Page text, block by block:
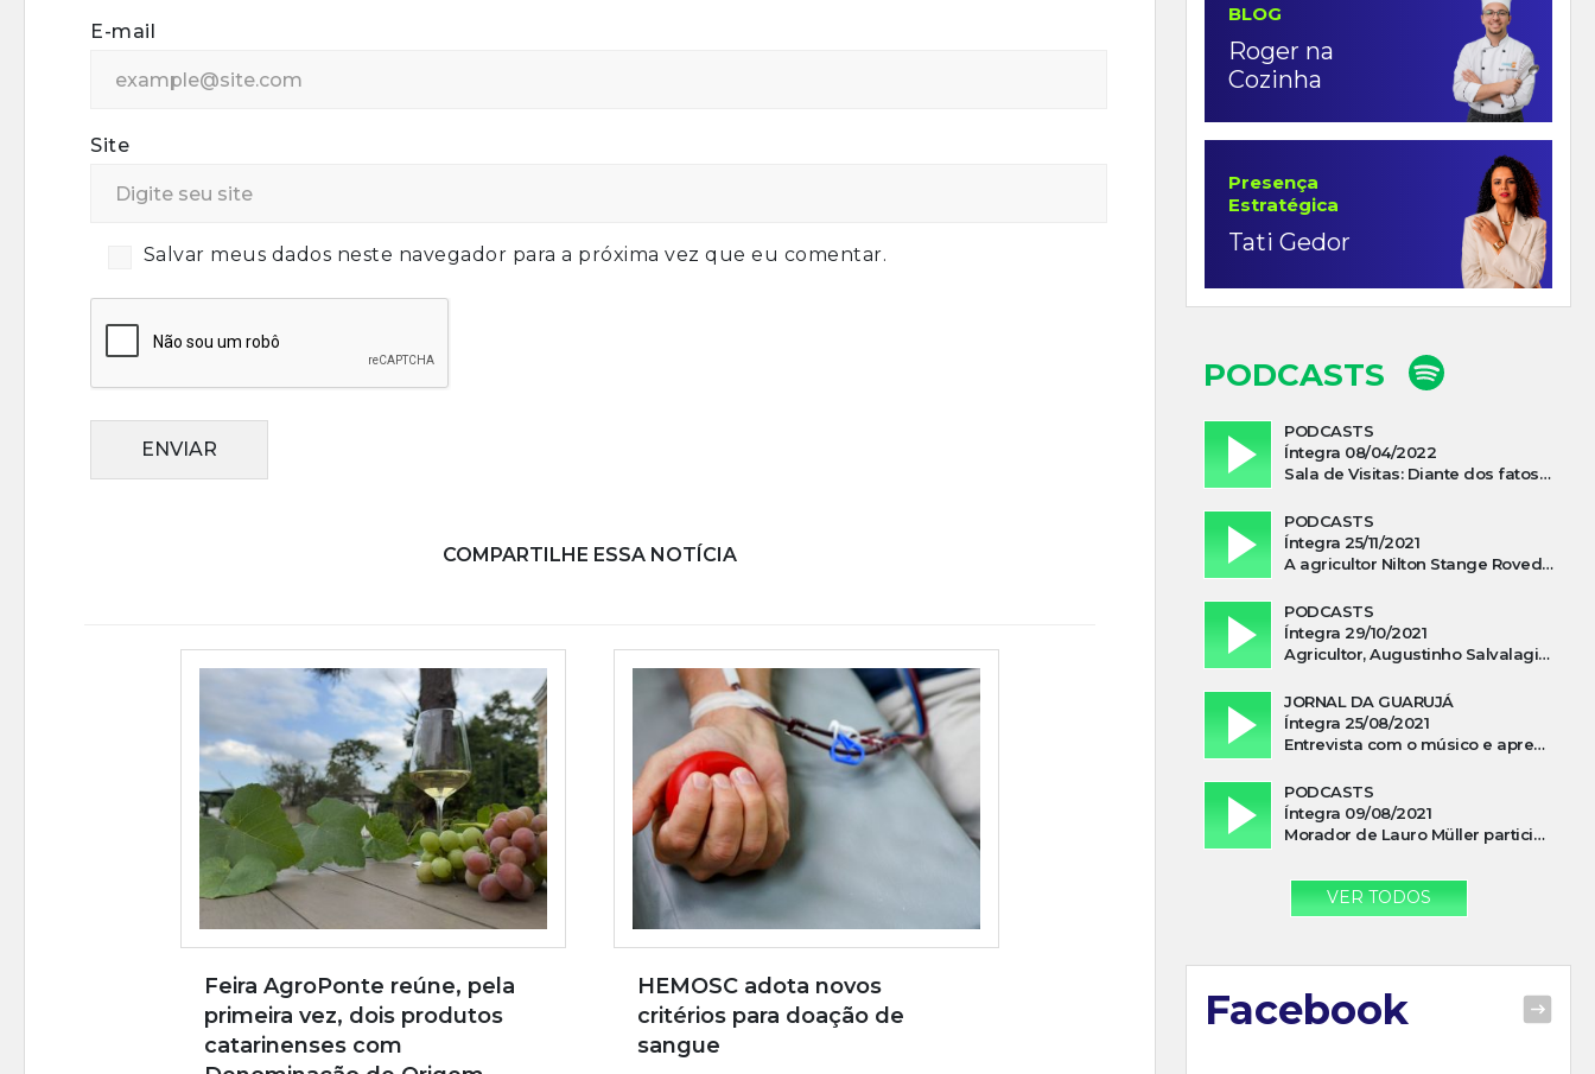
E-mail
Site
Salvar meus dados neste navegador para a próxima vez que eu comentar.
ENVIAR
COMPARTILHE ESSA NOTÍCIA
Feira AgroPonte reúne, pela
primeira vez, dois produtos
catarinenses com
HEMOSC adota novos
critérios para doação de
sangue
BLOG
Roger na
Cozinha
Presença
Estratégica
Tati Gedor
PODCASTS
PODCASTS
Íntegra 08/04/2022
Sala de Visitas: Diante dos fatos que influenciam a economia o que podemos esperar de 2022
PODCASTS
Íntegra 25/11/2021
A agricultor Nilton Stange Roveda, afirma ter recebido ajuda espiritual durante acidente
PODCASTS
Íntegra 29/10/2021
Agricultor, Augustinho Salvalagio, relata sobre aparição do Cavaleiro Negro no Rio das Furnas
JORNAL DA GUARUJÁ
Íntegra 25/08/2021
Entrevista com o músico e apresentador, Lismael Ferrareis, no Cidade e Campo
PODCASTS
Íntegra 09/08/2021
Morador de Lauro Müller participa de motociata em apoio a Bolsonaro
VER TODOS
Facebook